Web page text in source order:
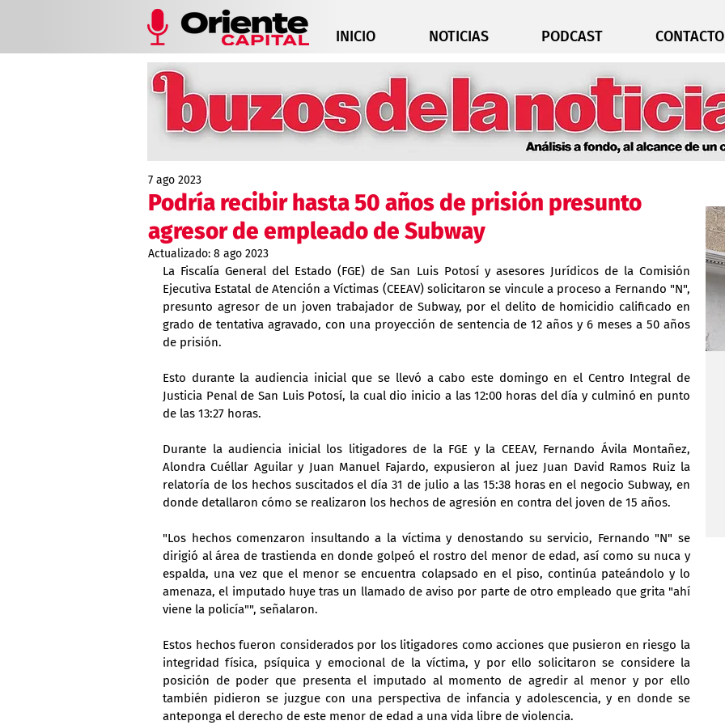
INICIO NOTICIAS PODCAST CONTACTO
Podría recibir hasta 50 años de prisión presunto
agresor de empleado de Subway
7 ago 2023
Actualizado: 8 ago 2023
La Fiscalía General del Estado (FGE) de San Luis Potosí y asesores Jurídicos de la Comisión
Ejecutiva Estatal de Atención a Víctimas (CEEAV) solicitaron se vincule a proceso a Fernando "N",
presunto agresor de un joven trabajador de Subway, por el delito de homicidio calificado en
grado de tentativa agravado, con una proyección de sentencia de 12 años y 6 meses a 50 años
de prisión.
Esto durante la audiencia inicial que se llevó a cabo este domingo en el Centro Integral de
Justicia Penal de San Luis Potosí, la cual dio inicio a las 12:00 horas del día y culminó en punto
de las 13:27 horas.
Durante la audiencia inicial los litigadores de la FGE y la CEEAV, Fernando Ávila Montañez,
Alondra Cuéllar Aguilar y Juan Manuel Fajardo, expusieron al juez Juan David Ramos Ruiz la
relatoría de los hechos suscitados el día 31 de julio a las 15:38 horas en el negocio Subway, en
donde detallaron cómo se realizaron los hechos de agresión en contra del joven de 15 años.
"Los hechos comenzaron insultando a la víctima y denostando su servicio, Fernando "N" se
dirigió al área de trastienda en donde golpeó el rostro del menor de edad, así como su nuca y
espalda, una vez que el menor se encuentra colapsado en el piso, continúa pateándolo y lo
amenaza, el imputado huye tras un llamado de aviso por parte de otro empleado que grita "ahí
viene la policía"", señalaron.
Estos hechos fueron considerados por los litigadores como acciones que pusieron en riesgo la
integridad física, psíquica y emocional de la víctima, y por ello solicitaron se considere la
posición de poder que presenta el imputado al momento de agredir al menor y por ello
también pidieron se juzgue con una perspectiva de infancia y adolescencia, y en donde se
anteponga el derecho de este menor de edad a una vida libre de violencia.